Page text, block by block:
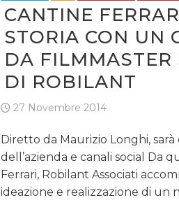
CANTINE
STORIA CON UN
DA FILMMASTER
DI ROBILANT
27 Novembre 2014
Diretto da Maurizio Longhi,
dell’azienda e canali social Da
Ferrari, Robilant Associati
ideazione e realizzazione di un